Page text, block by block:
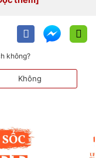
không?
Không